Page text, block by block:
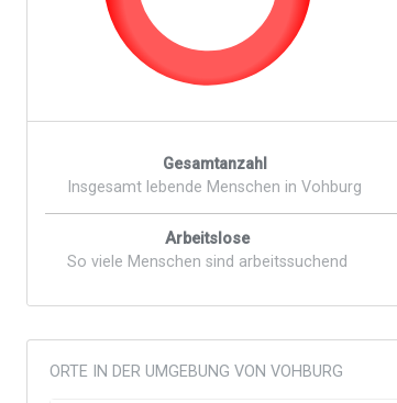
Gesamtanzahl
Insgesamt lebende Menschen in Vohburg
Arbeitslose
So viele Menschen sind arbeitssuchend
ORTE IN DER UMGEBUNG VON VOHBURG